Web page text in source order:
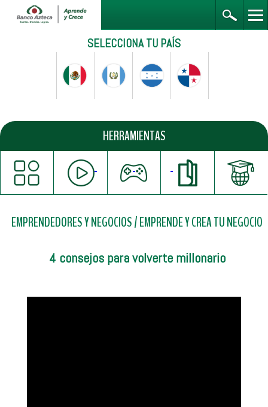
SELECCIONA TU PAÍS
HERRAMIENTAS
EMPRENDEDORES Y NEGOCIOS/EMPRENDE Y CREA TU NEGOCIO
4 consejos para volverte millonario